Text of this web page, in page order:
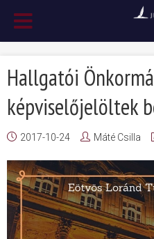
Hallgatói
képviselőjelöltek
2017-10-24 Máté Csilla